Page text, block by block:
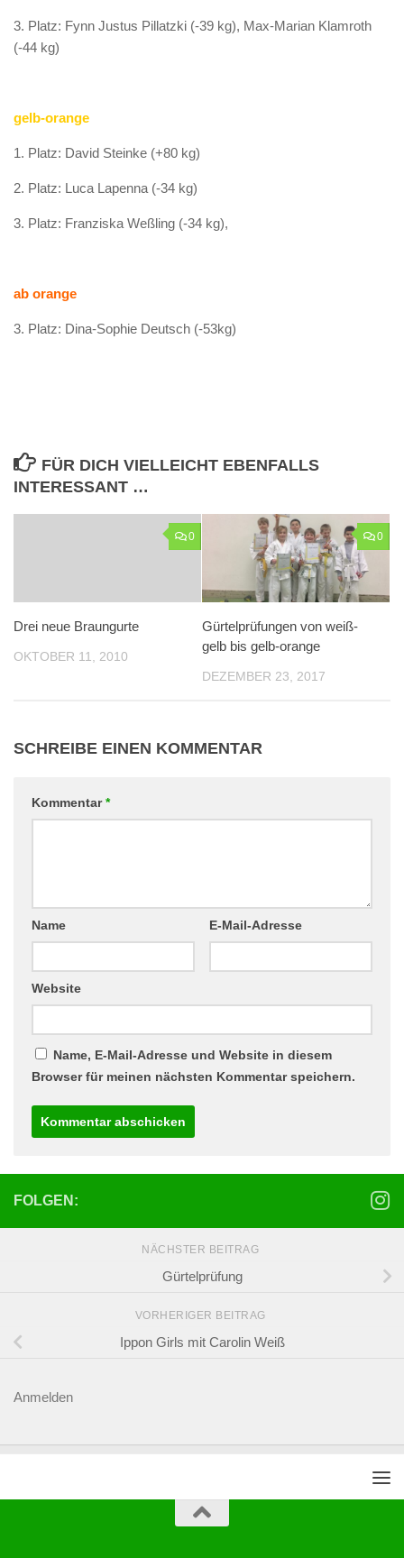
3. Platz: Fynn Justus Pillatzki (-39 kg), Max-Marian Klamroth
(-44 kg)
gelb-orange
1. Platz: David Steinke (+80 kg)
2. Platz: Luca Lapenna (-34 kg)
3. Platz: Franziska Weßling (-34 kg),
ab orange
3. Platz: Dina-Sophie Deutsch (-53kg)
FÜR DICH VIELLEICHT EBENFALLS
INTERESSANT …
0
Drei neue Braungurte
OKTOBER 11, 2010
0
Gürtelprüfungen von weiß-
gelb bis gelb-orange
DEZEMBER 23, 2017
SCHREIBE EINEN KOMMENTAR
Kommentar*
Name E-Mail-Adresse
Website
Name, E-Mail-Adresse und Website in diesem
Browser für meinen nächsten Kommentar speichern.
FOLGEN:
NÄCHSTER BEITRAG
Gürtelprüfung
VORHERIGER BEITRAG
Ippon Girls mit Carolin Weiß
Anmelden